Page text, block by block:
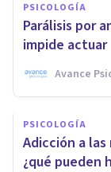
PSICOLOGÍA
Parálisis por
impide actuar
Avance
PSICOLOGÍA
Adicción a
¿qué pueden